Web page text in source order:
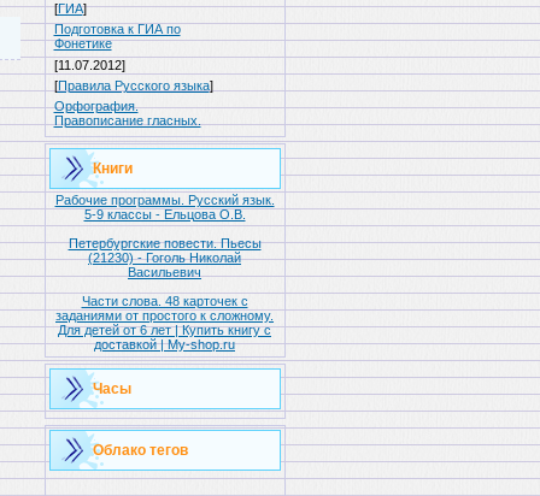
[ГИА]
Подготовка к ГИА по
Фонетике
[11.07.2012]
[Правила Русского языка]
Орфография.
Правописание гласных.
Книги
Рабочие программы. Русский язык.
5-9 классы - Ельцова О.В.
Петербургские повести. Пьесы
(21230) - Гоголь Николай
Васильевич
Части слова. 48 карточек с
заданиями от простого к сложному.
Для детей от 6 лет | Купить книгу с
доставкой | My-shop.ru
Часы
Облако тегов